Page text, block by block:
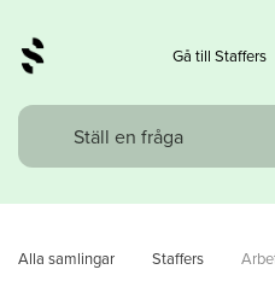
Gå till Staffers
Alla samlingar Staffers